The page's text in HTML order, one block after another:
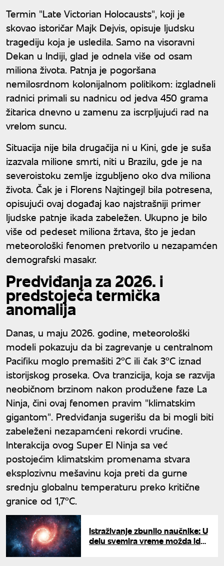
Termin "Late Victorian Holocausts", koji je
skovao istoričar Majk Dejvis, opisuje ljudsku
tragediju koja je usledila. Samo na visoravni
Dekan u Indiji, glad je odnela više od osam
miliona života. Patnja je pogoršana
nemilosrdnom kolonijalnom politikom: izgladneli
radnici primali su nadnicu od jedva 450 grama
žitarica dnevno u zamenu za iscrpljujući rad na
vrelom suncu.
Situacija nije bila drugačija ni u Kini, gde je suša
izazvala milione smrti, niti u Brazilu, gde je na
severoistoku zemlje izgubljeno oko dva miliona
života. Čak je i Florens Najtingejl bila potresena,
opisujući ovaj događaj kao najstrašniji primer
ljudske patnje ikada zabeležen. Ukupno je bilo
više od pedeset miliona žrtava, što je jedan
meteorološki fenomen pretvorilo u nezapamćen
demografski masakr.
Predviđanja za 2026. i
predstojeća termička
anomalija
Danas, u maju 2026. godine, meteorološki
modeli pokazuju da bi zagrevanje u centralnom
Pacifiku moglo premašiti 2°C ili čak 3°C iznad
istorijskog proseka. Ova tranzicija, koja se razvija
neobičnom brzinom nakon produžene faze La
Ninja, čini ovaj fenomen pravim "klimatskim
gigantom". Predviđanja sugerišu da bi mogli biti
zabeleženi nezapamćeni rekordi vrućine.
Interakcija ovog Super El Ninja sa već
postojećim klimatskim promenama stvara
eksplozivnu mešavinu koja preti da gurne
srednju globalnu temperaturu preko kritične
granice od 1,7°C.
Istraživanje zbunilo naučnike: U
delu svemira vreme možda ide